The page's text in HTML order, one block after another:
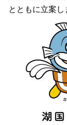
とともに立案し